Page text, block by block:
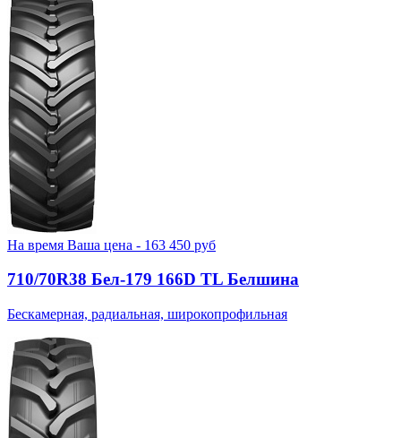
На время Ваша цена - 163 450 руб
710/70R38 Бел-179 166D TL Белшина
Бескамерная, радиальная, широкопрофильная